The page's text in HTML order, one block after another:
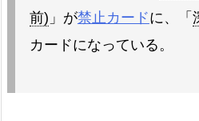
前) 」が禁止カードに、「
カードになっている。